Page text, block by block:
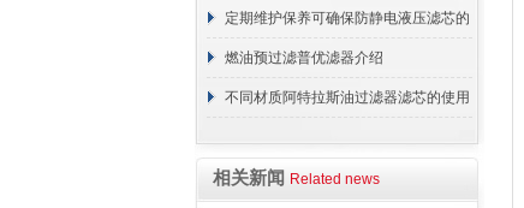
定期维护保养可确保防静电液压滤芯的
正常工作
燃油预过滤普优滤器介绍
不同材质阿特拉斯油过滤器滤芯的使用
相关新闻 Related news